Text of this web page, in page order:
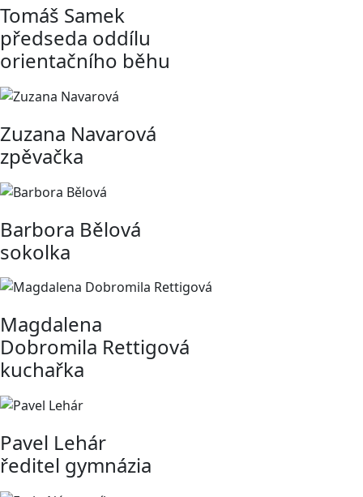
Tomáš Samek
předseda oddílu
orientačního běhu
Zuzana Navarová
zpěvačka
Barbora Bělová
sokolka
Magdalena
Dobromila Rettigová
kuchařka
Pavel Lehár
ředitel gymnázia